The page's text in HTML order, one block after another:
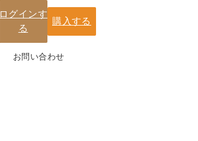
ログインす
る
購入する
お問い合わせ